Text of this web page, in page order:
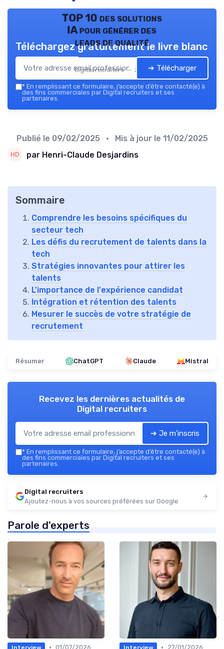
TOP 10 des solutions
IA pour générer des
leads de qualité
Digital recruiters — 2026
Téléchargez gratuitement le livre blanc
➔ Télécharger
* En remplissant ce formulaire, j’accepte d’être contacté(e) à
des fins commerciales par Digital recruiters et ses
partenaires.
Publié le 09/02/2025 • Mis à jour le 11/02/2025
par Henri-Claude Desjardins
Sommaire
Comprendre les besoins spécifiques du
secteur tech
Les défis du recrutement de talents dans la
tech
Stratégies innovantes pour attirer les
talents
L'importance de l'expérience candidat
Intégration et rétention des talents
Mesurer le succès de votre stratégie de
recrutement
Résumer ChatGPT Claude Mistral
Recevez les dernières actualités de
Digital recruiters
➔ Je m'inscris
* En remplissant ce formulaire, j’accepte d’être contacté(e) à
des fins commerciales par Digital recruiters et ses
partenaires.
Digital recruiters
Ajoutez-nous à vos sources préférées sur Google
Parole d'experts
Interview 01/07/2026 Interview 27/01/2026